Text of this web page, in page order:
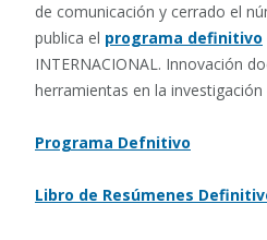
de comunicación y cerrado el
publica el programa definitivo
INTERNACIONAL. Innovación
herramientas en la investigación
Programa Defnitivo
Libro de Resúmenes